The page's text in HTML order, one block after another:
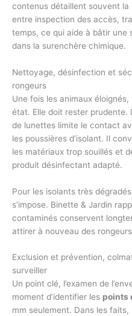
contenus détaillent souvent
entre inspection des accès,
temps, ce qui aide à bâtir
dans la surenchère chimique.
Nettoyage, désinfection et
rongeurs
Une fois les animaux
état. Elle doit rester prudente.
de lunettes limite le contact
les poussières d’isolant. Il
les matériaux trop souillés et
produit désinfectant adapté.
Pour les isolants très
s’impose. Binette & Jardin
contaminés conservent
attirer à nouveau des rongeurs
Exclusion et prévention,
surveiller
Un point clé, l’examen de
moment d’identifier les points
mm seulement. Dans les